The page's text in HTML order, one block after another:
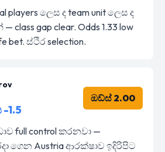
players ලෙස ද team unit ලෙස ද
class gap clear. Odds 1.33 low
bet. ස්ථිර selection.
1.5
ඔඩ්ස් 2.00
full control කරනවා —
ගෙන Austria ආරක්ෂාව ඉදිරිපිට